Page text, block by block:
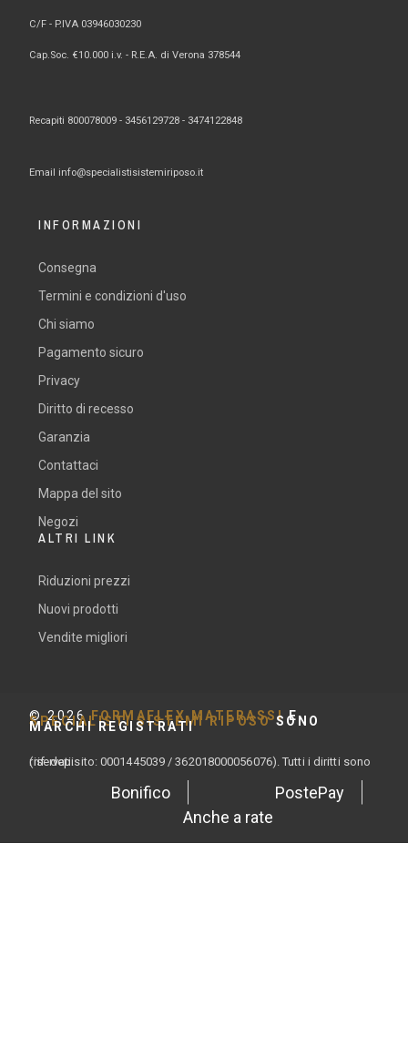
C/F - P.IVA 03946030230
Cap.Soc. €10.000 i.v. - R.E.A. di Verona 378544
Recapiti 800078009 - 3456129728 - 3474122848
Email info@specialistisistemiriposo.it
INFORMAZIONI
Consegna
Termini e condizioni d'uso
Chi siamo
Pagamento sicuro
Privacy
Diritto di recesso
Garanzia
Contattaci
Mappa del sito
Negozi
ALTRI LINK
Riduzioni prezzi
Nuovi prodotti
Vendite migliori
©2026 FORMAFLEX MATERASSIE
SPECIALISTI SISTEMI RIPOSOSONO
MARCHI REGISTRATI
(rif. depisito: 0001445039 / 362018000056076). Tutti i diritti sono riservati.
Bonifico
PostePay
Anche a rate